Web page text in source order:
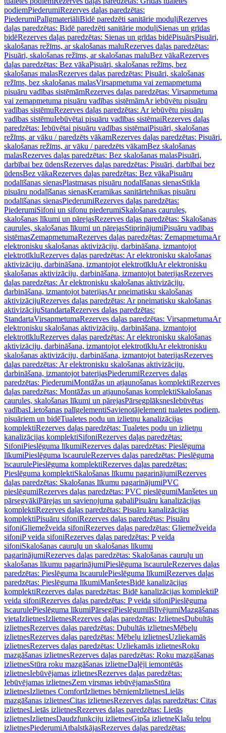
podiemPiederumiRezerves daļas paredzētas:
PiederumiPalīgmateriāliBidē paredzēti sanitārie moduļiRezerves
daļas paredzētas: Bidē paredzēti sanitārie moduļiSienas un grīdas
bidēRezerves daļas paredzētas: Sienas un grīdas bidēPisuārsPisuāri,
skalošanas režīms, ar skalošanas maluRezerves daļas paredzētas:
Pisuāri, skalošanas režīms, ar skalošanas maluBez vākaRezerves
daļas paredzētas: Bez vākaPisuāri, skalošanas režīms, bez
skalošanas malasRezerves daļas paredzētas: Pisuāri, skalošanas
režīms, bez skalošanas malasVirsapmetuma vai zemapmetuma
pisuāru vadības sistēmāmRezerves daļas paredzētas: Virsapmetuma
vai zemapmetuma pisuāru vadības sistēmāmAr iebūvētu pisuāru
vadības sistēmuRezerves daļas paredzētas: Ar iebūvētu pisuāru
vadības sistēmuIebūvētai pisuāru vadības sistēmaiRezerves daļas
paredzētas: Iebūvētai pisuāru vadības sistēmaiPisuāri, skalošanas
režīms, ar vāku / paredzēts vākamRezerves daļas paredzētas: Pisuāri,
skalošanas režīms, ar vāku / paredzēts vākamBez skalošanas
malasRezerves daļas paredzētas: Bez skalošanas malasPisuāri,
darbībai bez ūdensRezerves daļas paredzētas: Pisuāri, darbībai bez
ūdensBez vākaRezerves daļas paredzētas: Bez vākaPisuāru
nodalīšanas sienasPlastmasas pisuāru nodalīšanas sienasStikla
pisuāru nodalīšanas sienasKeramikas sanitārtehnikas pisuāru
nodalīšanas sienasPiederumiRezerves daļas paredzētas:
PiederumiSifoni un sifonu piederumiSkalošanas caurules,
skalošanas līkumi un pārejasRezerves daļas paredzētas: Skalošanas
caurules, skalošanas līkumi un pārejasStiprinājumiPisuāru vadības
sistēmasZemapmetumaRezerves daļas paredzētas: ZemapmetumaAr
elektronisku skalošanas aktivizāciju, darbināšana, izmantojot
elektrotīkluRezerves daļas paredzētas: Ar elektronisku skalošanas
aktivizāciju, darbināšana, izmantojot elektrotīkluAr elektronisku
skalošanas aktivizāciju, darbināšana, izmantojot baterijasRezerves
daļas paredzētas: Ar elektronisku skalošanas aktivizāciju,
darbināšana, izmantojot baterijasAr pneimatisku skalošanas
aktivizācijuRezerves daļas paredzētas: Ar pneimatisku skalošanas
aktivizācijuStandartaRezerves daļas paredzētas:
StandartaVirsapmetumaRezerves daļas paredzētas: VirsapmetumaAr
elektronisku skalošanas aktivizāciju, darbināšana, izmantojot
elektrotīkluRezerves daļas paredzētas: Ar elektronisku skalošanas
aktivizāciju, darbināšana, izmantojot elektrotīkluAr elektronisku
skalošanas aktivizāciju, darbināšana, izmantojot baterijasRezerves
daļas paredzētas: Ar elektronisku skalošanas aktivizāciju,
darbināšana, izmantojot baterijasPiederumiRezerves daļas
paredzētas: PiederumiMontāžas un atjaunošanas komplektiRezerves
daļas paredzētas: Montāžas un atjaunošanas komplektiSkalošanas
caurules, skalošanas līkumi un pārejasPārsegplāksnesIebūvētas
vadībasLietošanas palīgelementiSavienotājelementi tualetes podiem,
pisuāriem un bidēTualetes podu un izlietņu kanalizācijas
komplektiRezerves daļas paredzētas: Tualetes podu un izlietņu
kanalizācijas komplektiSifoniRezerves daļas paredzētas:
SifoniPieslēguma līkumiRezerves daļas paredzētas: Pieslēguma
līkumiPieslēguma īscauruleRezerves daļas paredzētas: Pieslēguma
īscaurulePieslēguma komplektiRezerves daļas paredzētas:
Pieslēguma komplektiSkalošanas līkumu pagarinājumiRezerves
daļas paredzētas: Skalošanas līkumu pagarinājumiPVC
pieslēgumiRezerves daļas paredzētas: PVC pieslēgumiManšetes un
pārsegvākiPārejas un savienojuma gabaliPisuāru kanalizācijas
komplektiRezerves daļas paredzētas: Pisuāru kanalizācijas
komplektiPisuāru sifoniRezerves daļas paredzētas: Pisuāru
sifoniGliemežveida sifoniRezerves daļas paredzētas: Gliemežveida
sifoniP veida sifoniRezerves daļas paredzētas: P veida
sifoniSkalošanas cauruļu un skalošanas līkumu
pagarinājumiRezerves daļas paredzētas: Skalošanas cauruļu un
skalošanas līkumu pagarinājumiPieslēguma īscauruleRezerves daļas
paredzētas: Pieslēguma īscaurulePieslēguma līkumiRezerves daļas
paredzētas: Pieslēguma līkumiManšetesBidē kanalizācijas
komplektiRezerves daļas paredzētas: Bidē kanalizācijas komplektiP
veida sifoniRezerves daļas paredzētas: P veida sifoniPieslēguma
īscaurulePieslēguma līkumiPārsegiPieslēgumiBlīvējumiMazgāšanas
vietaIzlietnesIzlietnesRezerves daļas paredzētas: IzlietnesDubultās
izlietnesRezerves daļas paredzētas: Dubultās izlietnesMēbeļu
izlietnesRezerves daļas paredzētas: Mēbeļu izlietnesUzliekamās
izlietnesRezerves daļas paredzētas: Uzliekamās izlietnesRoku
mazgāšanas izlietnesRezerves daļas paredzētas: Roku mazgāšanas
izlietnesStūra roku mazgāšanas izlietneDaļēji iemontētās
izlietnesIebūvējamas izlietnesRezerves daļas paredzētas:
Iebūvējamas izlietnesZem virsmas iebūvējamasStūra
izlietnesIzlietnes ComfortIzlietnes bērniemIzlietnesLielās
mazgāšanas izlietnesCitas izlietnesRezerves daļas paredzētas: Citas
izlietnesLietās izlietnesRezerves daļas paredzētas: Lietās
izlietnesIzlietnesDaudzfunkciju izlietnesĢipša izlietneKlašu telpu
izlietnesPiederumiAtbalstkājasRezerves daļas paredzētas: